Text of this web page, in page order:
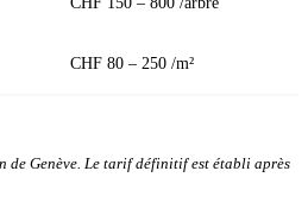
CHF 80 – 250 /m²
de Genève. Le tarif définitif est établi après